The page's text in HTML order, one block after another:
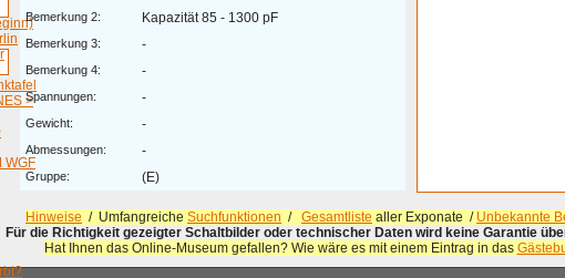
>
WGF
Bemerkung 2: Kapazität 85 - 1300 pF
Bemerkung 3: -
Bemerkung 4: -
Spannungen: -
Gewicht: -
Abmessungen: -
Gruppe: (E)
Hinweise / Umfangreiche Suchfunktionen / Gesamtliste aller Exponate / Unbekannte
Für die Richtigkeit gezeigter Schaltbilder oder technischer Daten wird keine Garantie
Hat Ihnen das Online-Museum gefallen? Wie wäre es mit einem Eintrag in das